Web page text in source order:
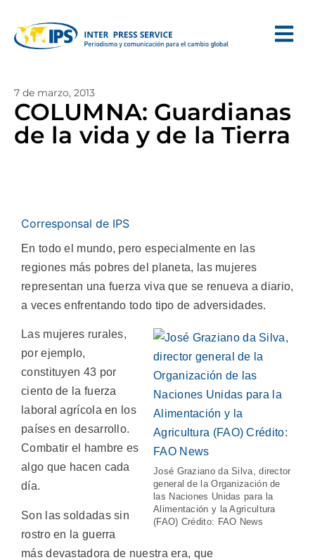
7 de marzo, 2013
COLUMNA: Guardianas
de la vida y de la Tierra
Corresponsal de IPS
En todo el mundo, pero especialmente en las
regiones más pobres del planeta, las mujeres
representan una fuerza viva que se renueva a diario,
a veces enfrentando todo tipo de adversidades.
José Graziano da Silva, director
general de la Organización de
las Naciones Unidas para la
Alimentación y la Agricultura
(FAO) Crédito: FAO News
Las mujeres rurales,
por ejemplo,
constituyen 43 por
ciento de la fuerza
laboral agrícola en los
países en desarrollo.
Combatir el hambre es
algo que hacen cada
día.
Son las soldadas sin
rostro en la guerra
más devastadora de nuestra era, que